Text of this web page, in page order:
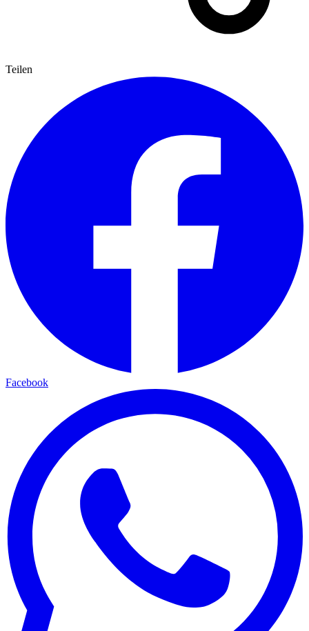
Teilen
Facebook